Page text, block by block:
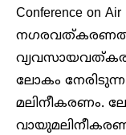
Conference on
ലോകം
മലിനീകരണം.